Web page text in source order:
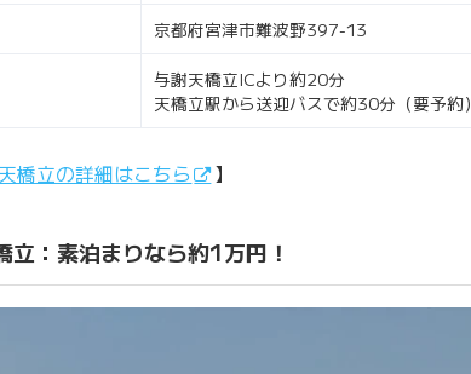
京都府宮津市難波野397-13
与謝天橋立ICより約20分
天橋立駅から送迎バスで約30分（要予約）
橋立の詳細はこちら 】
：素泊まりなら約1万円！